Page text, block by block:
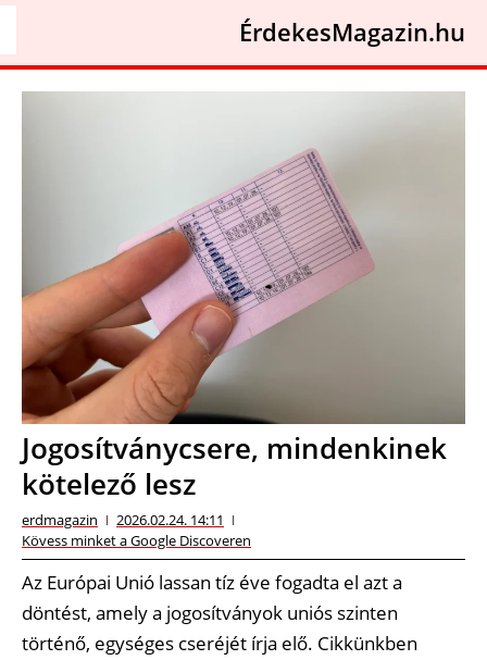
ÉrdekesMagazin.hu
Jogosítványcsere, mindenkinek
kötelező lesz
erdmagazin
2026.02.24. 14:11
Kövess minket a Google Discoveren
Az Európai Unió lassan tíz éve fogadta el azt a
döntést, amely a jogosítványok uniós szinten
történő, egységes cseréjét írja elő. Cikkünkben